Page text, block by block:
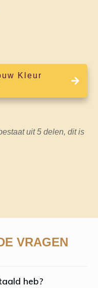
Kleur
uit 5 delen, dit is
VRAGEN
heb?